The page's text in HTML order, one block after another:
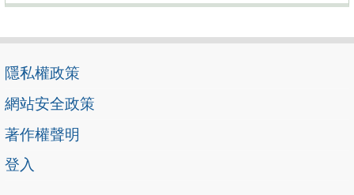
隱私權政策
網站安全政策
著作權聲明
登入